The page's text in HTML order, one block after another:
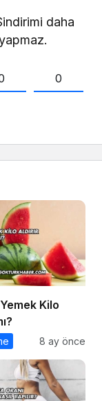
daha
0
Kilo
8 ay önce